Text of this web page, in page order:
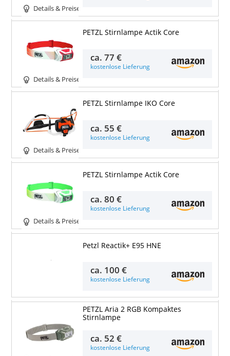
Details & Preise
Details & Preise
PETZL Stirnlampe Actik Core
ca.77 €
kostenlose Lieferung
Details & Preise
PETZL Stirnlampe IKO Core
ca. 55 €
kostenlose Lieferung
Details & Preise
PETZL Stirnlampe Actik Core
ca.80 €
kostenlose Lieferung
Petzl Reactik+ E95 HNE
ca. 100 €
kostenlose Lieferung
PETZL Aria 2 RGB Kompaktes
Stirnlampe
ca. 52 €
kostenlose Lieferung